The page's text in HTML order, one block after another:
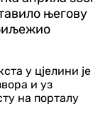
његову
у цјелини је
и уз
на порталу